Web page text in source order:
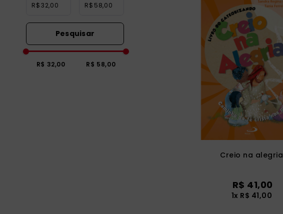
R$ R$
R$ 32,00 R$ 58,00
Creio na alegria
R$ 41,00
1x R$ 41,00